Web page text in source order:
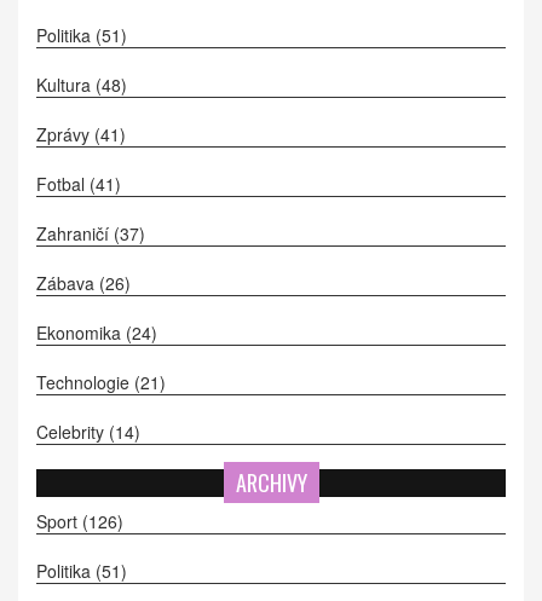
Politika (51)
Kultura (48)
Zprávy (41)
Fotbal (41)
Zahraničí (37)
Zábava (26)
Ekonomika (24)
Technologie (21)
Celebrity (14)
ARCHIVY
Sport (126)
Politika (51)